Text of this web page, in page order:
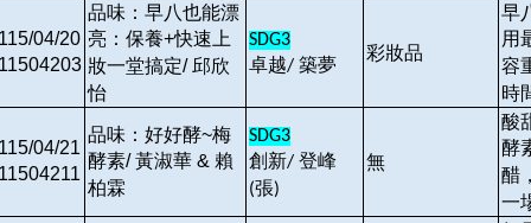
04/20
品味：早八也能漂
亮：保養+快速上
妝一堂搞定/ 邱欣
怡
SDG3
卓越/ 築夢
彩妝品
早
用
容
時
04/21
品味：好好酵~梅
酵素/ 黃淑華 & 賴
柏霖
SDG3
創新/ 登峰
(張)
無
酸
酵
醋
一